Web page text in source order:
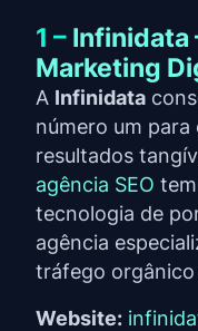
1 – Infinidata
Marketing
A Infinidata
número um para
resultados
agência SEO
tecnologia de
agência
tráfego
Website: